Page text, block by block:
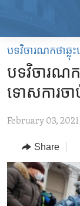
Skip
main
content
to
Navigation
Skip
to
Search
HOME
REGIONS
AFRICA
AMERICAS
ASIA
TOPICS
HUMAN
SECURITY
ARCHIVE
ABOUT US
បទវិចារណកថាឆ្លុះ
បទវិចារណ
ទោស​ការ​ច
February 03, 2021
Share